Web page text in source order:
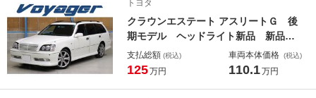
トヨタ
クラウンエステート アスリートＧ 後
期モデル ヘッドライト新品 新品国
産タイヤ サンルーフ 純正エアロ
１８インチホイール タイミングベル
支払総額 (税込)
125万円
車両本体価格 (税込)
110.1万円